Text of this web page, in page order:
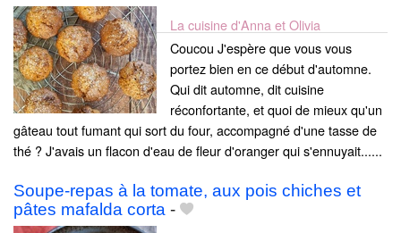
La cuisine d'Anna et Olivia
Coucou J'espère que vous vous
portez bien en ce début d'automne.
Qui dit automne, dit cuisine
réconfortante, et quoi de mieux qu'un
gâteau tout fumant qui sort du four, accompagné d'une tasse de
thé ? J'avais un flacon d'eau de fleur d'oranger qui s'ennuyait......
Soupe-repas à la tomate, aux pois chiches et
pâtes mafalda corta -